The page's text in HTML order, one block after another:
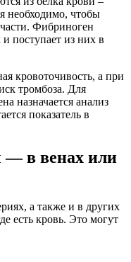
необходимо, чтобы
Фибриноген
поступает из них в
кровоточивость, а при
тромбоза. Для
назначается анализ
показатель в
— в венах или
а также и в других
есть кровь. Это могут